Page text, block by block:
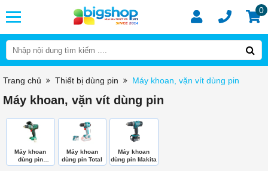
0
Trang chủ Thiết bị dùng pin Máy khoan, vặn vít dùng pin
Máy khoan, vặn vít dùng pin
Máy khoan
dùng pin
DEKTON
Máy khoan
dùng pin Total
Máy khoan
dùng pin Makita